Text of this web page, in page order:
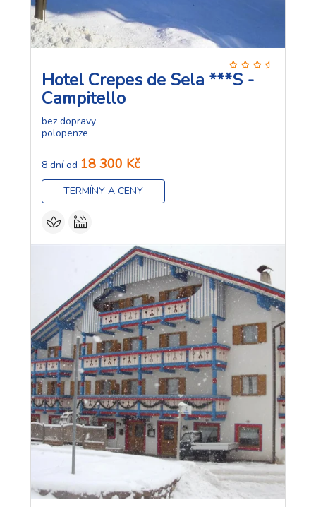
Hotel Crepes de Sela ***S -
Campitello
bez dopravy
polopenze
8 dní od 18 300 Kč
TERMÍNY A CENY